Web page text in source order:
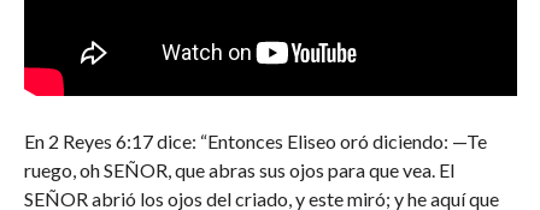
En 2 Reyes 6:17 dice: “Entonces Eliseo oró diciendo: —Te
ruego, oh SEÑOR, que abras sus ojos para que vea. El
SEÑOR abrió los ojos del criado, y este miró; y he aquí que